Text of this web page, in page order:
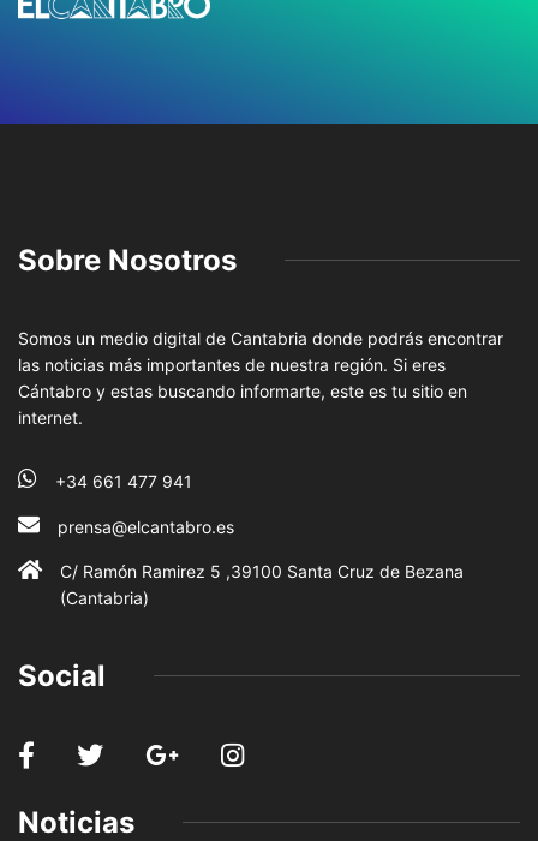
Sobre Nosotros
Somos un medio digital de Cantabria donde podrás encontrar
las noticias más importantes de nuestra región. Si eres
Cántabro y estas buscando informarte, este es tu sitio en
internet.
+34 661 477 941
prensa@elcantabro.es
C/ Ramón Ramirez 5 ,39100 Santa Cruz de Bezana
(Cantabria)
Social
Noticias